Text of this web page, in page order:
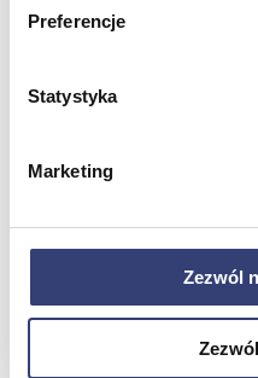
Preferencje
Statystyka
Marketing
Zezwól
Wróć
Zdrowie i uroda
Zobacz wszystko